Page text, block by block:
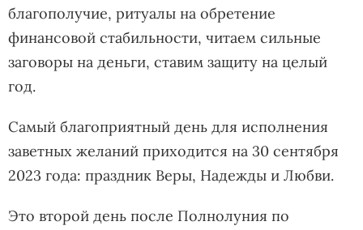
благополучие, ритуалы на обретение
финансовой стабильности, читаем сильные
заговоры на деньги, ставим защиту на целый
год.
Самый благоприятный день для исполнения
заветных желаний приходится на 30 сентября
2023 года: праздник Веры, Надежды и Любви.
Это второй день после Полнолуния по